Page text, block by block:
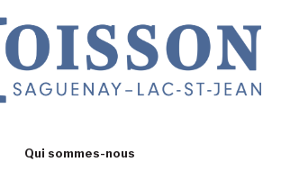
Qui sommes-nous